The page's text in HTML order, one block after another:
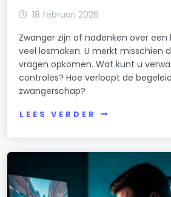
18 februari 2026
Zwanger zijn of nadenken over een
veel losmaken. U merkt misschien
vragen opkomen. Wat kunt u
controles? Hoe verloopt de
zwangerschap?
LEES VERDER